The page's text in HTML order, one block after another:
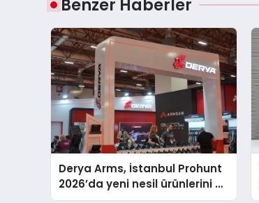
Benzer Haberler
Derya Arms, İstanbul Prohunt
2026’da yeni nesil ürünlerini ve
global marka vizyonunu